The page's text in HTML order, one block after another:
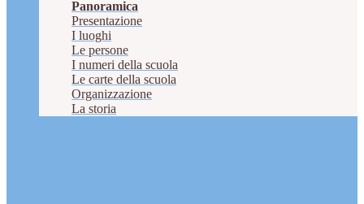
Panoramica
Presentazione
I luoghi
Le persone
I numeri della scuola
Le carte della scuola
Organizzazione
La storia